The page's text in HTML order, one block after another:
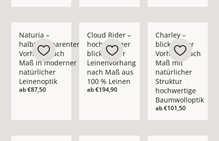
Naturia –
halbtransparenter
Vorhang nach
Maß in moderner
natürlicher
Leinenoptik
ab€87,50
Cloud Rider –
hochwertiger
blickdichter
Leinenvorhang
nach Maß aus
100 % Leinen
ab€194,90
Charley –
blickdichter
Vorhang nach
Maß mit
natürlicher
Struktur
hochwertige
Baumwolloptik
ab€101,50